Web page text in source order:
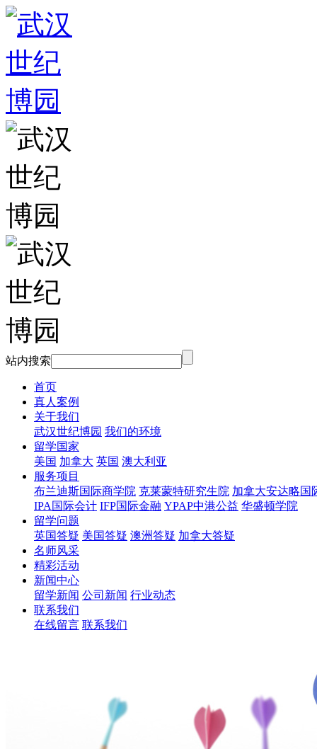
站内搜索
首页
真人案例
关于我们
武汉世纪博园 我们的环境
留学国家
美国 加拿大 英国 澳大利亚
服务项目
布兰迪斯国际商学院 克莱蒙特研究生院 加拿大安达略国
IPA国际会计 IFP国际金融 YPAP中港公益 华盛顿学院
留学问题
英国答疑 美国答疑 澳洲答疑 加拿大答疑
名师风采
精彩活动
新闻中心
留学新闻 公司新闻 行业动态
联系我们
在线留言 联系我们